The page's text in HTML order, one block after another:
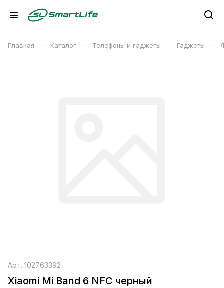
Главная – Каталог – Телефоны и гаджеты – Гаджеты –
Арт. 102763392
Xiaomi Mi Band 6 NFC черный